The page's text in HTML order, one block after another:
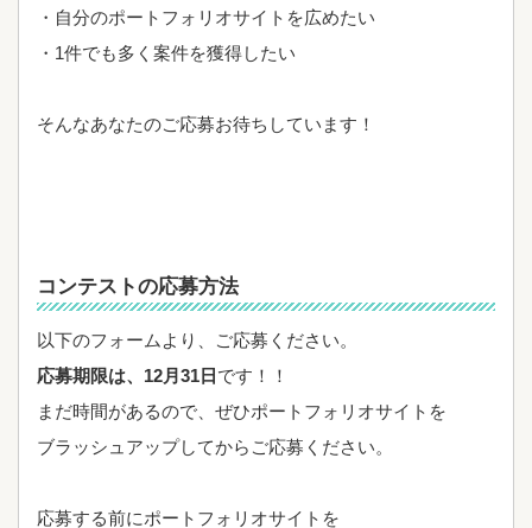
・自分のポートフォリオサイトを広めたい
・1件でも多く案件を獲得したい
そんなあなたのご応募お待ちしています！
コンテストの応募方法
以下のフォームより、ご応募ください。
応募期限は、12月31日 です！！
まだ時間があるので、ぜひポートフォリオサイトを
ブラッシュアップしてからご応募ください。
応募する前にポートフォリオサイトを